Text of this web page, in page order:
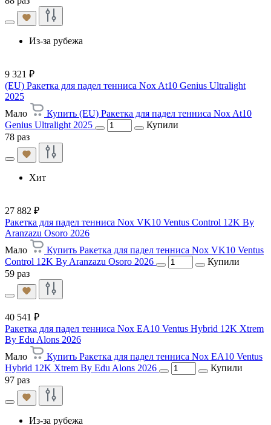
Из-за рубежа
9 321 ₽
(EU) Ракетка для падел тенниса Nox At10 Genius Ultralight
2025
Мало
Купить (EU) Ракетка для падел тенниса Nox At10
Genius Ultralight 2025
Купили
78 раз
Хит
27 882 ₽
Ракетка для падел тенниса Nox VK10 Ventus Control 12K By
Aranzazu Osoro 2026
Мало
Купить Ракетка для падел тенниса Nox VK10 Ventus
Control 12K By Aranzazu Osoro 2026
Купили
59 раз
40 541 ₽
Ракетка для падел тенниса Nox EA10 Ventus Hybrid 12K Xtrem
By Edu Alons 2026
Мало
Купить Ракетка для падел тенниса Nox EA10 Ventus
Hybrid 12K Xtrem By Edu Alons 2026
Купили
97 раз
Из-за рубежа